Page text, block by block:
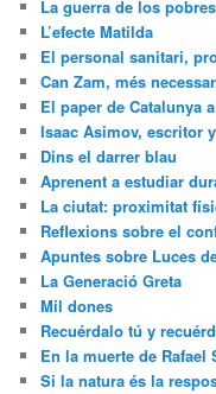
La guerra de los pobres
L’efecte Matilda
El personal sanitari,
Can Zam, més
El paper de Catalunya
Isaac Asimov, escritor
Dins el darrer blau
Aprenent a estudiar
La ciutat: proximitat
Reflexions sobre el
Apuntes sobre Luces
La Generació Greta
Mil dones
Recuérdalo tú y
En la muerte de Rafael
Si la natura és la